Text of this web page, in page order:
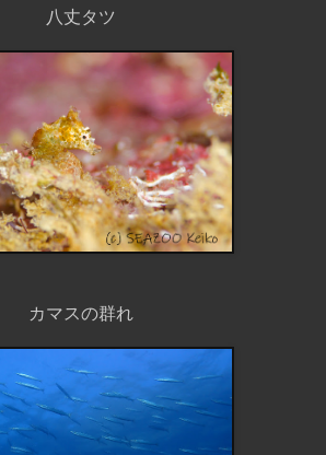
八丈タツ
カマスの群れ